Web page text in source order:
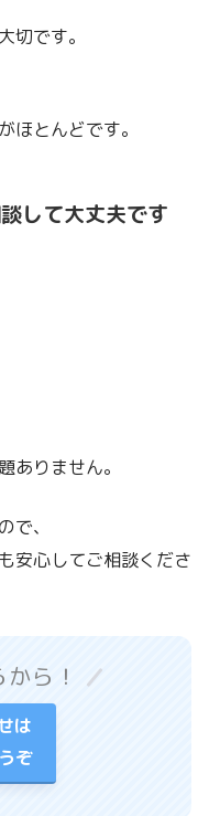
切です。
ほとんどです。
して大丈夫です
ありません。
で、
安心してご相談くださ
ら！
は
ぞ